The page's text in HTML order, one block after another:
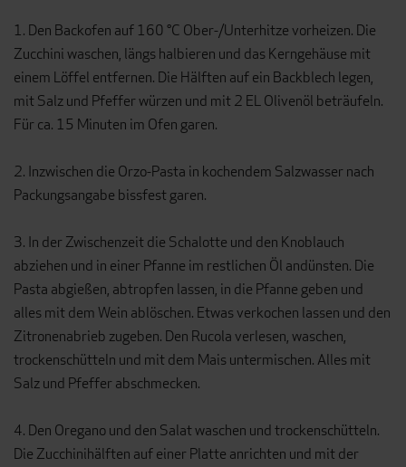
1. Den Backofen auf 160 °C Ober-/Unterhitze vorheizen. Die
Zucchini waschen, längs halbieren und das Kerngehäuse mit
einem Löffel entfernen. Die Hälften auf ein Backblech legen,
mit Salz und Pfeffer würzen und mit 2 EL Olivenöl beträufeln.
Für ca. 15 Minuten im Ofen garen.
2. Inzwischen die Orzo-Pasta in kochendem Salzwasser nach
Packungsangabe bissfest garen.
3. In der Zwischenzeit die Schalotte und den Knoblauch
abziehen und in einer Pfanne im restlichen Öl andünsten. Die
Pasta abgießen, abtropfen lassen, in die Pfanne geben und
alles mit dem Wein ablöschen. Etwas verkochen lassen und den
Zitronenabrieb zugeben. Den Rucola verlesen, waschen,
trockenschütteln und mit dem Mais untermischen. Alles mit
Salz und Pfeffer abschmecken.
4. Den Oregano und den Salat waschen und trockenschütteln.
Die Zucchinihälften auf einer Platte anrichten und mit der